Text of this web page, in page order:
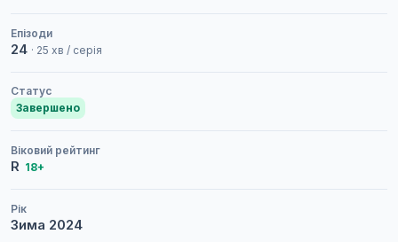
Епізоди
24 · 25 хв / серія
Статус
Завершено
Віковий рейтинг
R 18+
Рік
Зима 2024